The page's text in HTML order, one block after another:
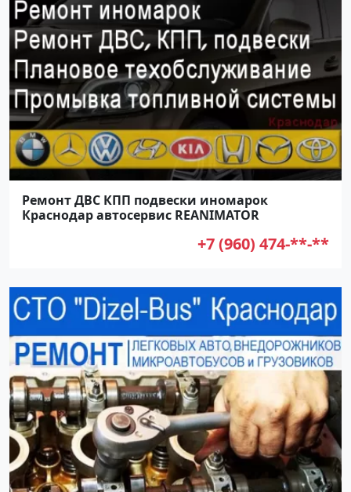
Ремонт ДВС КПП подвески иномарок
Краснодар автосервис REANIMATOR
+7 (960) 474-**-**